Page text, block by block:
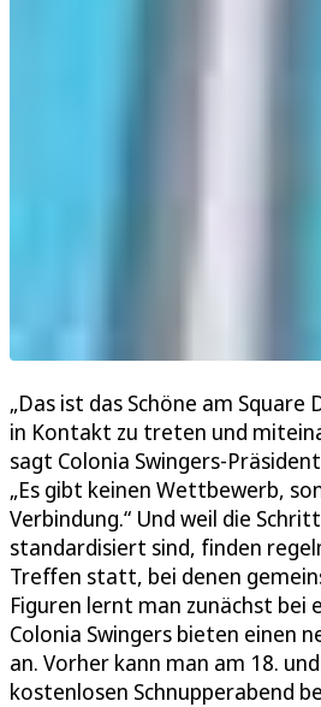
„Das ist das Schöne am Square
in Kontakt zu treten und
sagt Colonia Swingers-
„Es gibt keinen Wettbewerb,
Verbindung.“ Und weil die
standardisiert sind, finden
Treffen statt, bei denen
Figuren lernt man zunächst bei
Colonia Swingers bieten einen
an. Vorher kann man am 18.
kostenlosen Schnupperabend